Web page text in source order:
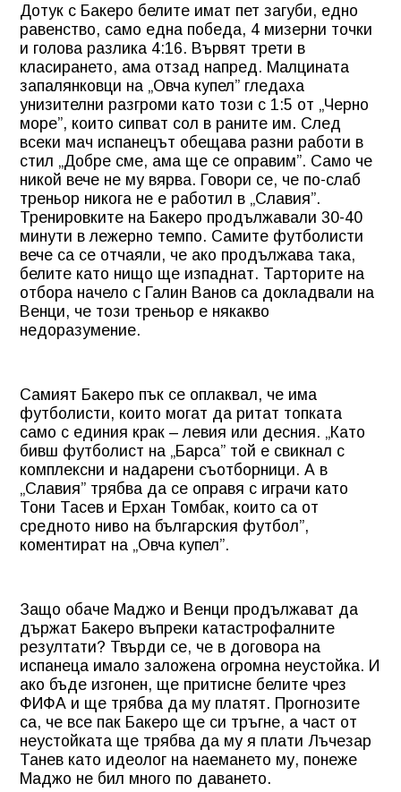
Дотук с Бакеро белите имат пет загуби, едно
равенство, само една победа, 4 мизерни точки
и голова разлика 4:16. Вървят трети в
класирането, ама отзад напред. Малцината
запалянковци на „Овча купел” гледаха
унизителни разгроми като този с 1:5 от „Черно
море”, които сипват сол в раните им. След
всеки мач испанецът обещава разни работи в
стил „Добре сме, ама ще се оправим”. Само че
никой вече не му вярва. Говори се, че по-слаб
треньор никога не е работил в „Славия”.
Тренировките на Бакеро продължавали 30-40
минути в лежерно темпо. Самите футболисти
вече са се отчаяли, че ако продължава така,
белите като нищо ще изпаднат. Тарторите на
отбора начело с Галин Ванов са докладвали на
Венци, че този треньор е някакво
недоразумение.
Самият Бакеро пък се оплаквал, че има
футболисти, които могат да ритат топката
само с единия крак – левия или десния. „Като
бивш футболист на „Барса” той е свикнал с
комплексни и надарени съотборници. А в
„Славия” трябва да се оправя с играчи като
Тони Тасев и Ерхан Томбак, които са от
средното ниво на българския футбол”,
коментират на „Овча купел”.
Защо обаче Маджо и Венци продължават да
държат Бакеро въпреки катастрофалните
резултати? Твърди се, че в договора на
испанеца имало заложена огромна неустойка. И
ако бъде изгонен, ще притисне белите чрез
ФИФА и ще трябва да му платят. Прогнозите
са, че все пак Бакеро ще си тръгне, а част от
неустойката ще трябва да му я плати Лъчезар
Танев като идеолог на наемането му, понеже
Маджо не бил много по даването.